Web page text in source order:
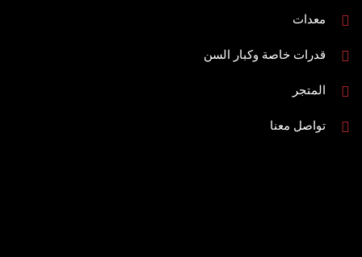
معدات
قدرات خاصة وكبار السن
المتجر
تواصل معنا